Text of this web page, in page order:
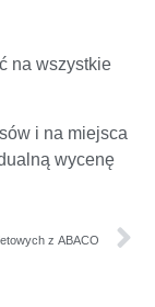
na wszystkie
i na miejsca
wycenę
z ABACO